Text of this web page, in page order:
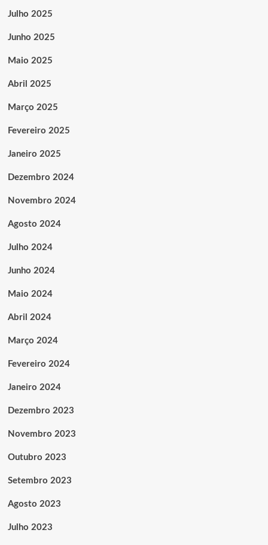
Julho 2025
Junho 2025
Maio 2025
Abril 2025
Março 2025
Fevereiro 2025
Janeiro 2025
Dezembro 2024
Novembro 2024
Agosto 2024
Julho 2024
Junho 2024
Maio 2024
Abril 2024
Março 2024
Fevereiro 2024
Janeiro 2024
Dezembro 2023
Novembro 2023
Outubro 2023
Setembro 2023
Agosto 2023
Julho 2023